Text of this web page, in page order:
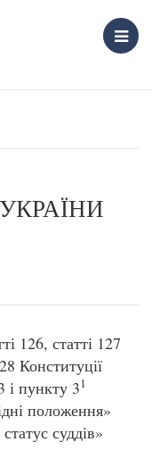
126, статті 127
Конституції
і пункту 31
положення»
суддів»